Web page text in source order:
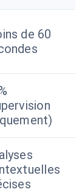
de 60